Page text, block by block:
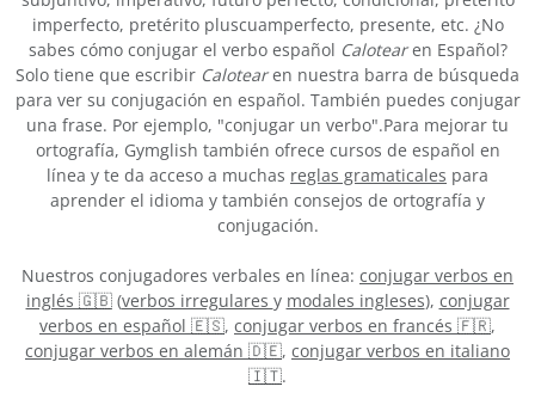
imperfecto, pretérito pluscuamperfecto, presente, etc. ¿No
sabes cómo conjugar el verbo español Calotearen Español?
Solo tiene que escribir Calotearen nuestra barra de búsqueda
para ver su conjugación en español. También puedes conjugar
una frase. Por ejemplo, "conjugar un verbo".Para mejorar tu
ortografía, Gymglish también ofrece cursos de español en
línea y te da acceso a muchas reglas gramaticales para
aprender el idioma y también consejos de ortografía y
conjugación.
Nuestros conjugadores verbales en línea: conjugar verbos en
inglés 🇬🇧(verbos irregulares y modales ingleses), conjugar
verbos en español 🇪🇸, conjugar verbos en francés 🇫🇷,
conjugar verbos en alemán 🇩🇪, conjugar verbos en italiano
🇮🇹.